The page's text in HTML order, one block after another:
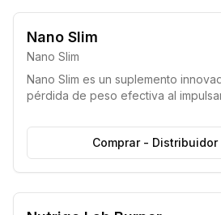
Producto 100% natural
Nano Slim
Nano Slim
Nano Slim es un suplemento
pérdida de peso efectiva al
como fuente de energía principal
carbohidratos. Este producto
sencilla y rápida de adelgazar,
restricciones y las molestias típicas
cetogénicas tradicionales, a la vez
mayor vitalidad y una sensación
Comprar-